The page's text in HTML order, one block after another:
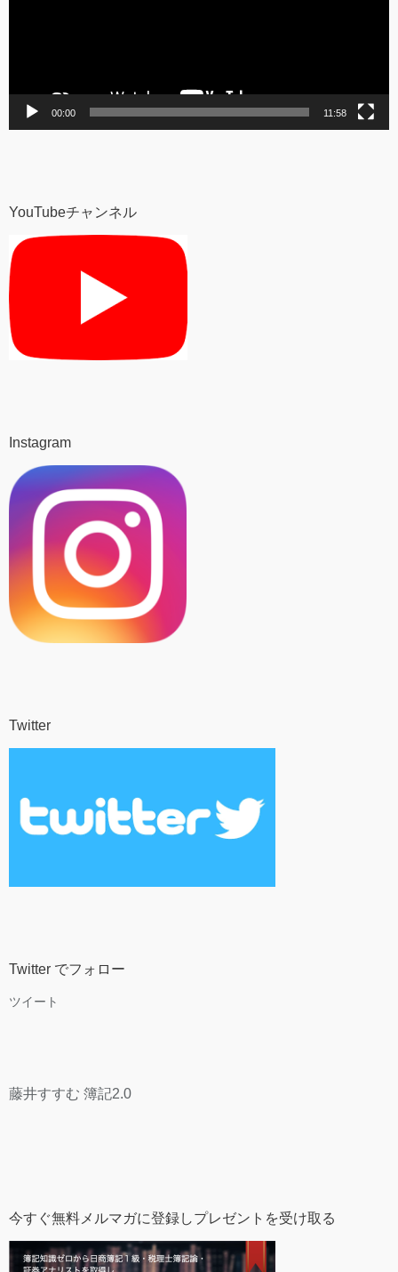
00:00 11:58
YouTubeチャンネル
Instagram
Twitter
Twitter でフォロー
ツイート
藤井すすむ 簿記2.0
今すぐ無料メルマガに登録しプレゼントを受け取る